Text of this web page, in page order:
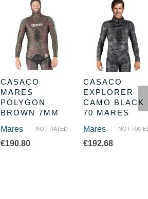
CASACO
MARES
POLYGON
BROWN 7MM
NOT RATED
Mares
€190.80
CASACO
EXPLORER
CAMO BLACK
70 MARES
NOT
Mares
€192.68